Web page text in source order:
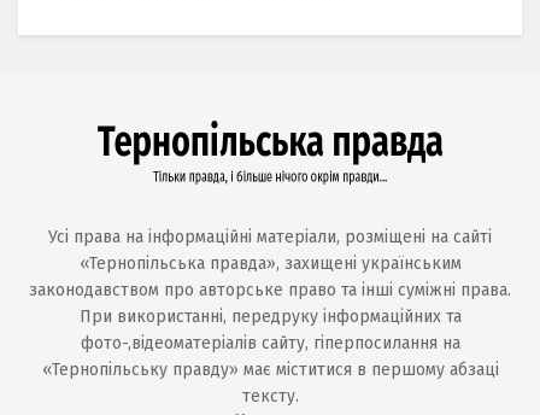
Усі права на інформаційні матеріали, розміщені на сайті
«Тернопільська правда», захищені українським
законодавством про авторське право та інші суміжні права.
При використанні, передруку інформаційних та
фото-,відеоматеріалів сайту, гіперпосилання на
«Тернопільську правду» має міститися в першому абзаці
тексту.